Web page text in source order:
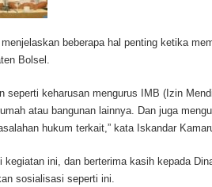
beberapa hal penting ketika
Bolsel.
seperti keharusan mengurus IMB (Izin
atau bangunan lainnya. Dan juga
hukum terkait,” kata Iskandar
ini, dan berterima kasih kepada
sosialisasi seperti ini.